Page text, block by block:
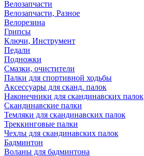
Велозапчасти
Велозапчасти, Разное
Велорезина
Грипсы
Ключи, Инструмент
Педали
Подножки
Смазки, очистители
Палки для спортивной ходьбы
Аксессуары для сканд. палок
Наконечники для скандинавских палок
Скандинавские палки
Темляки для скандинавских палок
Треккинговые палки
Чехлы для скандинавских палок
Бадминтон
Воланы для бадминтона